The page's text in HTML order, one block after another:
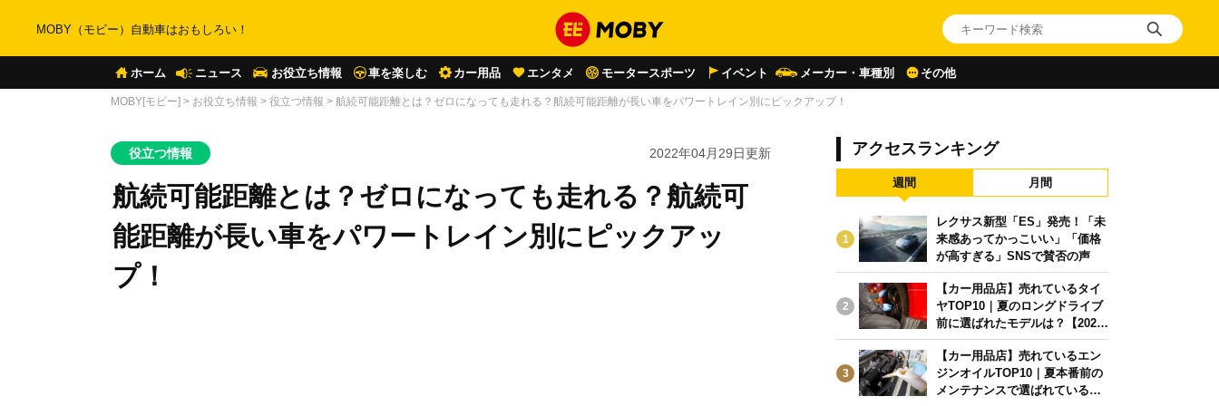
MOBY（モビー）自動車はおもしろい！
ホーム ニュース お役立ち情報 車を楽しむ カー用品 エンタメ モータースポーツ イベント メーカー・車種別 その他
MOBY[モビー] > お役立ち情報 > 役立つ情報 > 航続可能距離とは？ゼロになっても走れる？航続可能距離が長い車をパワートレイン別にピックアップ！
役立つ情報 2022年04月29日更新
航続可能距離とは？ゼロになっても走れる？航続可
能距離が長い車をパワートレイン別にピックアッ
プ！
アクセスランキング
週間 月間
1
レクサス新型「ES」発売！「未
来感あってかっこいい」「価格
が高すぎる」SNSで賛否の声
2
【カー用品店】売れているタイ
ヤTOP10｜夏のロングドライブ
前に選ばれたモデルは？【2026
年6月版】
3
【カー用品店】売れているエン
ジンオイルTOP10｜夏本番前の
メンテナンスで選ばれている人